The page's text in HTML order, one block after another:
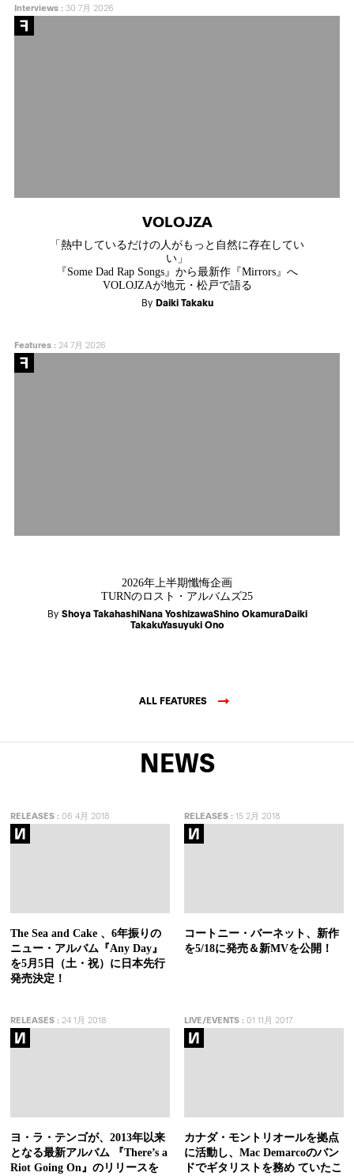
Interviews:30 7月 2026
VOLOJZA
「熱中しているだけの人がもっと自然に存在してい
い」
『Some Dad Rap Songs』から最新作『Mirrors』へ
VOLOJZAが地元・松戸で語る
By Daiki Takaku
Features:24 7月 2026
2026年上半期懺悔企画
TURNのロスト・アルバムズ25
By Shoya TakahashiNana YoshizawaShino OkamuraDaiki
TakakuYasuyuki Ono
ALL FEATURES
NEWS
RELEASES : 06 4月 2018
The Sea and Cake 、6年振りの
ニュー・アルバム『Any Day』
を5月5日（土・祝）に日本先行
発売決定！
RELEASES:15 2月 2018
コートニー・バーネット、新作
を5/18に発売＆新MVを公開！
RELEASES : 24 1月 2018
ヨ・ラ・テンゴが、2013年以来
となる最新アルバム 『There’s a
Riot Going On』のリリースを
LIVE/EVENTS:01 11月 2017
カナダ・モントリオールを拠点
に活動し、Mac Demarcoのバン
ドでギタリストを務め ていたこ